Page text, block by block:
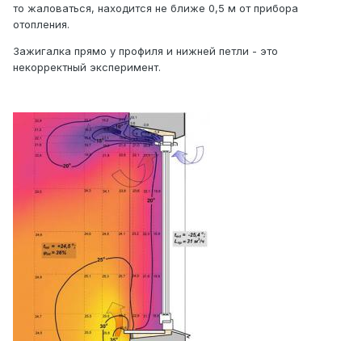
то жаловаться, находится не ближе 0,5 м от прибора
отопления.
Зажигалка прямо у профиля и нижней петли - это
некорректный эксперимент.